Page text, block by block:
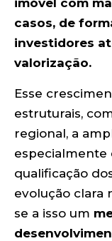
imóvel com
casos, de
investidores
valorização.
Esse
estruturais,
regional, a
especialmente
qualificação
evolução clara
se a isso um